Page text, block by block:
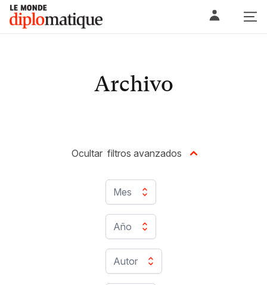
Skip
content
Le monde diplomatique
Archivo
Mes
Año
Autor
Ocultar filtros avanzados